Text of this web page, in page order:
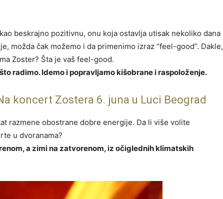
beskrajno pozitivnu, onu koja ostavlja utisak nekoliko dana
možda čak možemo i da primenimo izraz “feel-good”. Dakle,
Zoster? Šta je vaš feel-good.
radimo. Idemo i popravljamo kišobrane i raspoloženje.
koncert Zostera 6. juna u Luci Beograd
razmene obostrane dobre energije. Da li više volite
u dvoranama?
a zimi na zatvorenom, iz očiglednih klimatskih